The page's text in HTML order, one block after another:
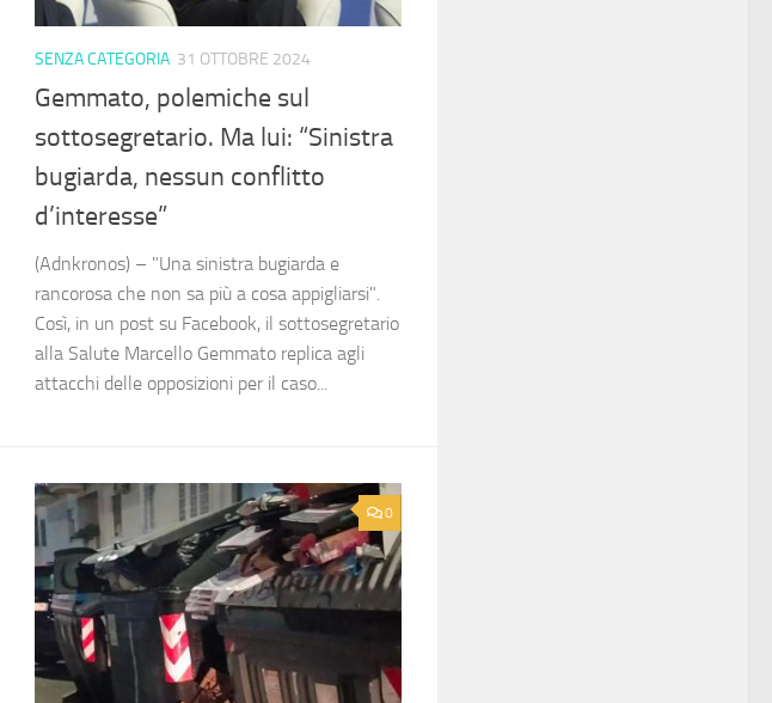
SENZA CATEGORIA 31 OTTOBRE 2024
Gemmato, polemiche sul
sottosegretario. Ma lui: “Sinistra
bugiarda, nessun conflitto
d’interesse”
(Adnkronos) – "Una sinistra bugiarda e
rancorosa che non sa più a cosa appigliarsi".
Così, in un post su Facebook, il sottosegretario
alla Salute Marcello Gemmato replica agli
attacchi delle opposizioni per il caso...
0